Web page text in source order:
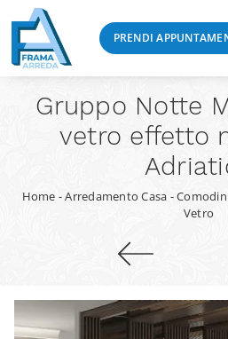
PRENDI
Gruppo Notte
vetro effetto
Home -Arredamento Casa -
Vetro